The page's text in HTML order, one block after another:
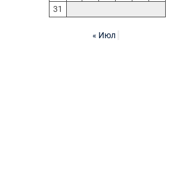
31
« Июл